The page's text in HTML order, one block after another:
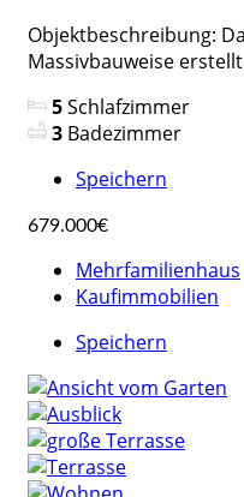
Objektbeschreibung:
Massivbauweise
5Schlafzimmer
3 Badezimmer
Speichern
679.000€
Mehrfamilienhaus
Kaufimmobilien
Speichern